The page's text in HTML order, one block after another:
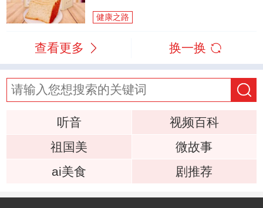
健康之路
查看更多 换一换
听音
视频百科
祖国美
微故事
ai美食
剧推荐